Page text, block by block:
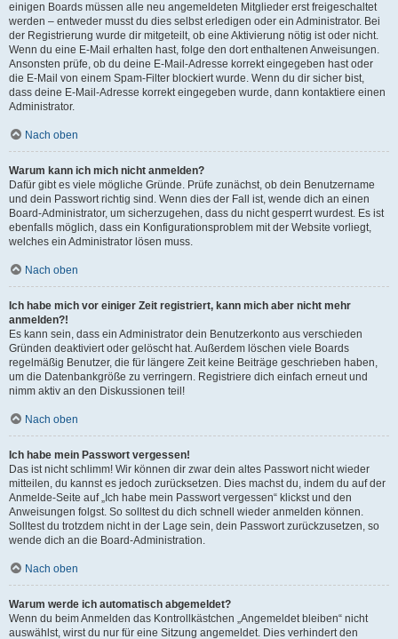
einigen Boards müssen alle neu angemeldeten Mitglieder erst freigeschaltet
werden – entweder musst du dies selbst erledigen oder ein Administrator. Bei
der Registrierung wurde dir mitgeteilt, ob eine Aktivierung nötig ist oder nicht.
Wenn du eine E-Mail erhalten hast, folge den dort enthaltenen Anweisungen.
Ansonsten prüfe, ob du deine E-Mail-Adresse korrekt eingegeben hast oder
die E-Mail von einem Spam-Filter blockiert wurde. Wenn du dir sicher bist,
dass deine E-Mail-Adresse korrekt eingegeben wurde, dann kontaktiere einen
Administrator.
Nach oben
Warum kann ich mich nicht anmelden?
Dafür gibt es viele mögliche Gründe. Prüfe zunächst, ob dein Benutzername
und dein Passwort richtig sind. Wenn dies der Fall ist, wende dich an einen
Board-Administrator, um sicherzugehen, dass du nicht gesperrt wurdest. Es ist
ebenfalls möglich, dass ein Konfigurationsproblem mit der Website vorliegt,
welches ein Administrator lösen muss.
Nach oben
Ich habe mich vor einiger Zeit registriert, kann mich aber nicht mehr
anmelden?!
Es kann sein, dass ein Administrator dein Benutzerkonto aus verschieden
Gründen deaktiviert oder gelöscht hat. Außerdem löschen viele Boards
regelmäßig Benutzer, die für längere Zeit keine Beiträge geschrieben haben,
um die Datenbankgröße zu verringern. Registriere dich einfach erneut und
nimm aktiv an den Diskussionen teil!
Nach oben
Ich habe mein Passwort vergessen!
Das ist nicht schlimm! Wir können dir zwar dein altes Passwort nicht wieder
mitteilen, du kannst es jedoch zurücksetzen. Dies machst du, indem du auf der
Anmelde-Seite auf „Ich habe mein Passwort vergessen“ klickst und den
Anweisungen folgst. So solltest du dich schnell wieder anmelden können.
Solltest du trotzdem nicht in der Lage sein, dein Passwort zurückzusetzen, so
wende dich an die Board-Administration.
Nach oben
Warum werde ich automatisch abgemeldet?
Wenn du beim Anmelden das Kontrollkästchen „Angemeldet bleiben“ nicht
auswählst, wirst du nur für eine Sitzung angemeldet. Dies verhindert den